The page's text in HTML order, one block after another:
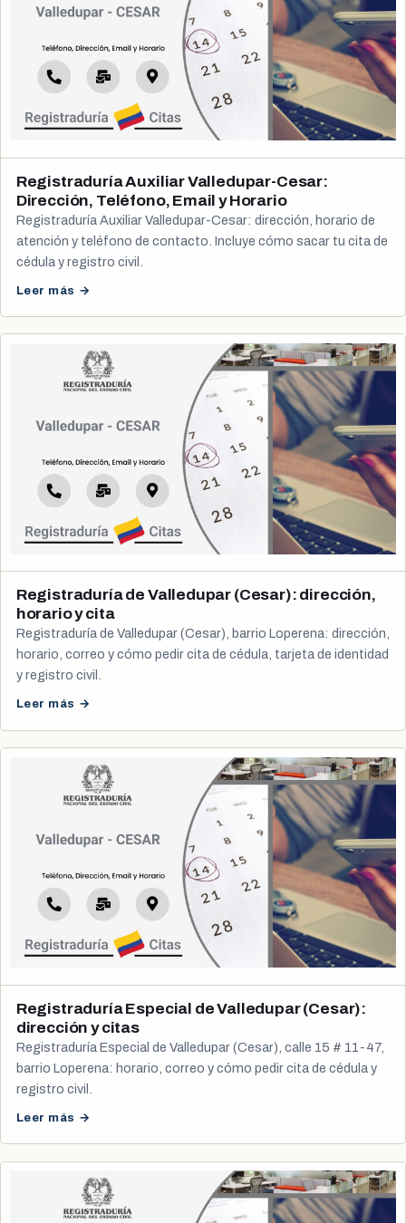
Registraduría Auxiliar Valledupar-Cesar:
Dirección, Teléfono, Email y Horario
Registraduría Auxiliar Valledupar-Cesar: dirección, horario de
atención y teléfono de contacto. Incluye cómo sacar tu cita de
cédula y registro civil.
Leer más →
Registraduría de Valledupar (Cesar): dirección,
horario y cita
Registraduría de Valledupar (Cesar), barrio Loperena: dirección,
horario, correo y cómo pedir cita de cédula, tarjeta de identidad
y registro civil.
Leer más →
Registraduría Especial de Valledupar (Cesar):
dirección y citas
Registraduría Especial de Valledupar (Cesar), calle 15 # 11-47,
barrio Loperena: horario, correo y cómo pedir cita de cédula y
registro civil.
Leer más →